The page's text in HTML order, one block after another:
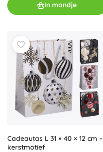
In mandje
Cadeautas L 31 × 40 × 12 cm –
kerstmotief